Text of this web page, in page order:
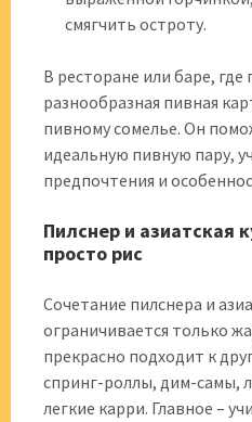
смягчить остроту.
В ресторане или баре, где
разнообразная пивная
пивному сомелье. Он
идеальную пивную пару,
предпочтения и
Пилснер и азиатская
просто рис
Сочетание пилснера и
ограничивается только
прекрасно подходит к
спринг-роллы, дим-самы,
легкие карри. Главное –